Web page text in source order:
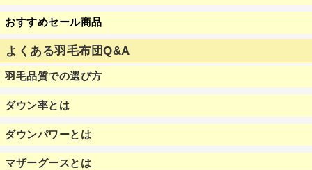
おすすめセール商品
よくある羽毛布団Q&A
羽毛品質での選び方
ダウン率とは
ダウンパワーとは
マザーグースとは